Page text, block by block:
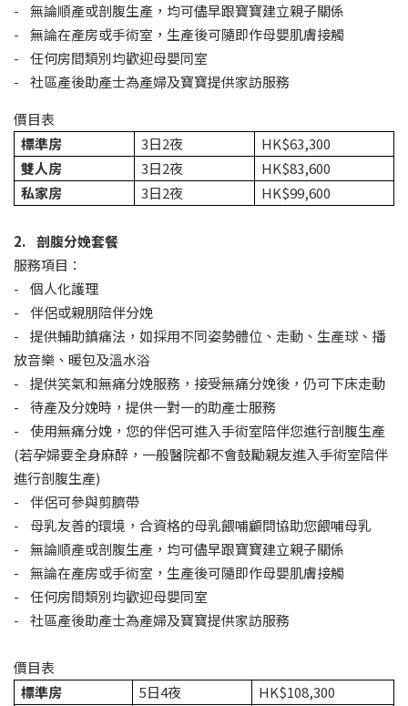
- 無論順產或剖腹生產，均可儘早跟寶寶建立親子關係
- 無論在產房或手術室，生產後可隨即作母嬰肌膚接觸
- 任何房間類別均歡迎母嬰同室
- 社區產後助產士為產婦及寶寶提供家訪服務
價目表
標準房
3日2夜
HK$63,300
雙人房
3日2夜
HK$83,600
私家房
3日2夜 HK$99,600
2. 剖腹分娩套餐
服務項目：
- 個人化護理
- 伴侶或親朋陪伴分娩
- 提供輔助鎮痛法，如採用不同姿勢體位、走動、生產球、播
放音樂、暖包及溫水浴
- 提供笑氣和無痛分娩服務，接受無痛分娩後，仍可下床走動
- 待產及分娩時，提供一對一的助產士服務
- 使用無痛分娩，您的伴侶可進入手術室陪伴您進行剖腹生產
(若孕婦要全身麻醉，一般醫院都不會鼓勵親友進入手術室陪伴
進行剖腹生產)
- 伴侶可參與剪臍帶
- 母乳友善的環境，合資格的母乳餵哺顧問協助您餵哺母乳
- 無論順產或剖腹生產，均可儘早跟寶寶建立親子關係
- 無論在產房或手術室，生產後可隨即作母嬰肌膚接觸
- 任何房間類別均歡迎母嬰同室
- 社區產後助產士為產婦及寶寶提供家訪服務
價目表
標準房
5日4夜
HK$108,300